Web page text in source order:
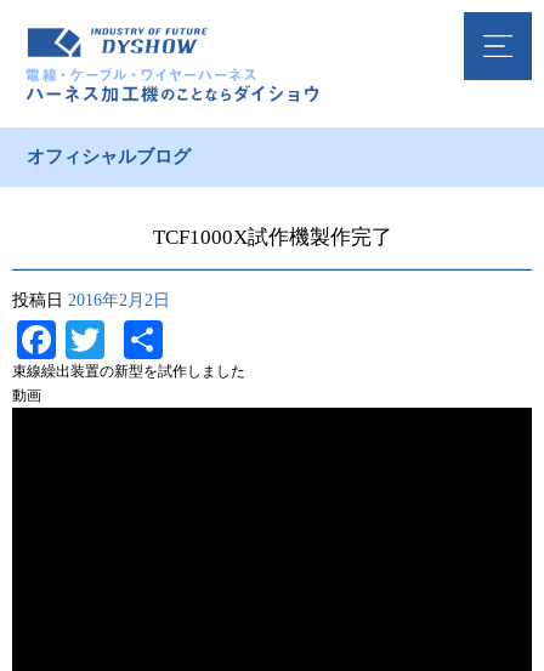
オフィシャルブログ
TCF1000X試作機製作完了
投稿日 2016年2月2日
Facebook
Twitter
有
束線繰出装置の新型を試作しました
動画